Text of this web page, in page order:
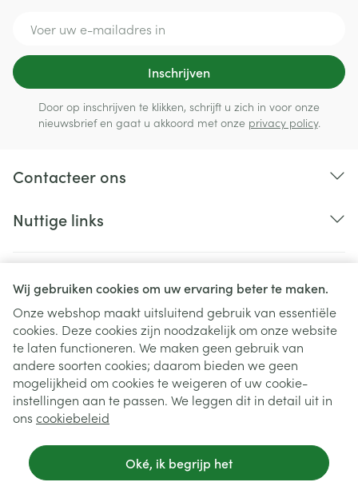
Wij gebruiken cookies om uw ervaring beter te maken.
Onze webshop maakt uitsluitend gebruik van essentiële
cookies. Deze cookies zijn noodzakelijk om onze website
te laten functioneren. We maken geen gebruik van
andere soorten cookies; daarom bieden we geen
mogelijkheid om cookies te weigeren of uw cookie-
instellingen aan te passen. We leggen dit in detail uit in
ons cookiebeleid
Oké, ik begrijp het
Inschrijven
Door op inschrijven te klikken, schrijft u zich in voor onze
nieuwsbrief en gaat u akkoord met onze privacy policy.
Contacteer ons
Nuttige links
Juridische links